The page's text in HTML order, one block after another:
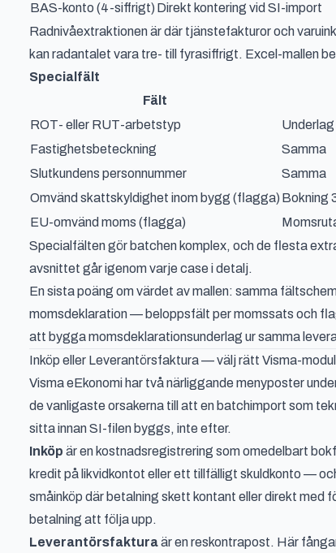
BAS-konto (4-siffrigt)Direkt kontering vid SI-import
Radnivåextraktionen är där tjänstefakturor och
kan radantalet vara tre- till fyrasiffrigt. Excel-mallen
Specialfält
Fält
ROT- eller RUT-arbetstyp
Fastighetsbeteckning
Samma
Slutkundens personnummer
Samma
Omvänd skattskyldighet inom bygg (flagga)Bokning
EU-omvänd moms (flagga)
Specialfälten gör batchen komplex, och de flesta
avsnittet går igenom varje case i detalj.
En sista poäng om värdet av mallen: samma
momsdeklaration — beloppsfält per momssats och
att bygga momsdeklarationsunderlag ur samma
Inköp eller Leverantörsfaktura — välj rätt Visma-
Visma eEkonomi har två närliggande menyposter
de vanligaste orsakerna till att en batchimport som
sitta innan SI-filen byggs, inte efter.
Inköp är en kostnadsregistrering som omedelbart
kredit på likvidkontot eller ett tillfälligt skuldkonto —
småinköp där betalning skett kontant eller direkt
betalning att följa upp.
Leverantörsfakturaär en reskontrapost. Här